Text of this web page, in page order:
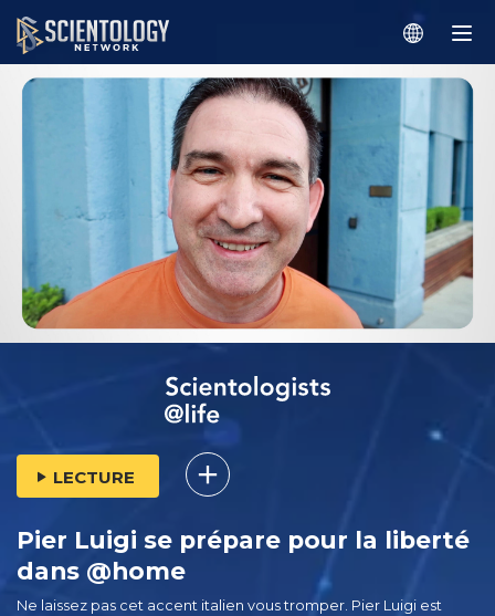
LECTURE
Pier Luigi se prépare pour la liberté
dans @home
Ne laissez pas cet accent italien vous tromper. Pier Luigi est